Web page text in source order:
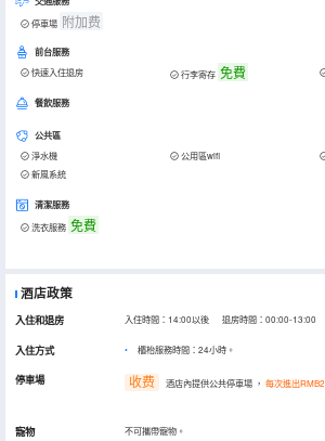
停車場 附加费
前台服務
快速入住退房 行李寄存 免費
餐飲服務
公共區
淨水機 公用區wifi
新風系統
清潔服務
洗衣服務 免費
酒店政策
入住和退房 入住時間：14:00以後 退房時間：00:00-13:00
入住方式 櫃枱服務時間：24小時。
停車場 收费 酒店內提供公共停車場 ， 每次進出RMB2
寵物 不可攜帶寵物。